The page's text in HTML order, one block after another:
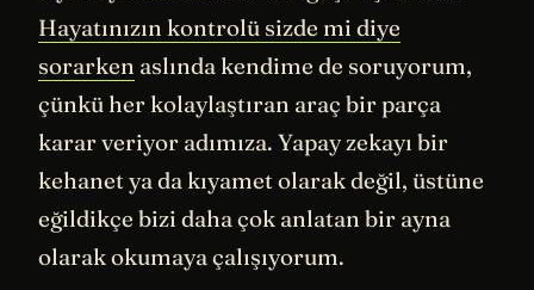
Hayatınızın kontrolü sizde mi diye
sorarken aslında kendime de soruyorum,
çünkü her kolaylaştıran araç bir parça
karar veriyor adımıza. Yapay zekayı bir
kehanet ya da kıyamet olarak değil, üstüne
eğildikçe bizi daha çok anlatan bir ayna
olarak okumaya çalışıyorum.